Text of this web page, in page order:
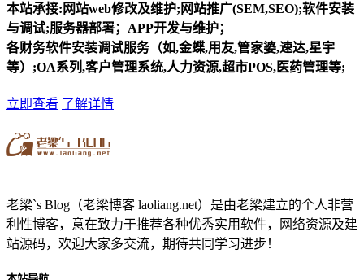
本站承接:网站web修改及维护;网站推广(SEM,SEO);软件安装
与调试;服务器部署；APP开发与维护；
各财务软件安装调试服务（如,金蝶,用友,管家婆,速达,星宇
等）;OA系列,客户管理系统,人力资源,超市POS,医药管理等;
立即查看 了解详情
老梁`s Blog（老梁博客 laoliang.net）是由老梁建立的个人非营
利性博客，意在致力于推荐各种优秀实用软件，网络资源及建
站源码，欢迎大家多交流，期待共同学习进步！